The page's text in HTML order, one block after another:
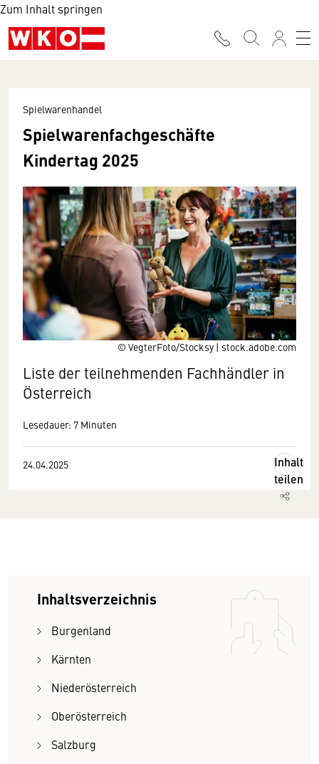
Zum Inhalt springen
© VegterFoto/Stocksy | stock.adobe.com
Spielwarenhandel
Spielwarenfachgeschäfte
Kindertag 2025
Liste der teilnehmenden Fachhändler in
Österreich
Lesedauer: 7 Minuten
24.04.2025
Inhalt
teilen
Inhaltsverzeichnis
Burgenland
Kärnten
Niederösterreich
Oberösterreich
Salzburg